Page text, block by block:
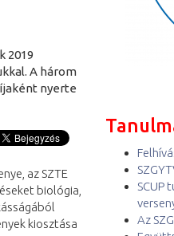
2019
A három
nyerte
az SZTE
biológia,
kiosztása
SCUP
Az